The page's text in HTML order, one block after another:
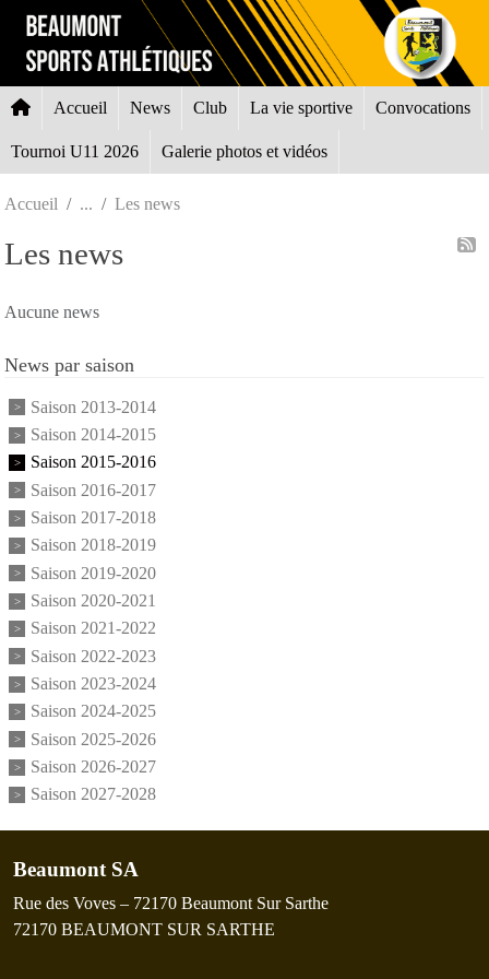
Accueil News Club La vie sportive Convocations
Tournoi U11 2026 Galerie photos et vidéos
Accueil Les news
Les news
Aucune news
News par saison
Saison 2013-2014
Saison 2014-2015
Saison 2015-2016
Saison 2016-2017
Saison 2017-2018
Saison 2018-2019
Saison 2019-2020
Saison 2020-2021
Saison 2021-2022
Saison 2022-2023
Saison 2023-2024
Saison 2024-2025
Saison 2025-2026
Saison 2026-2027
Saison 2027-2028
Beaumont SA
Rue des Voves – 72170 Beaumont Sur Sarthe
72170 BEAUMONT SUR SARTHE
Panneau de gestion des cookies